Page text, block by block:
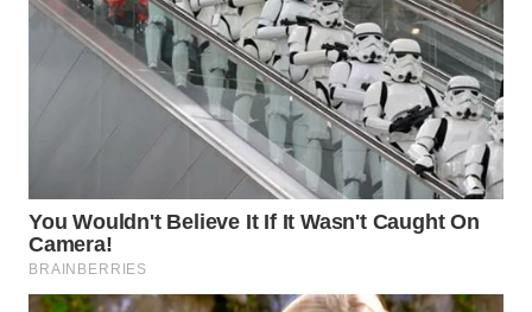
WN
MALUT
WN
DANAU
TOBA